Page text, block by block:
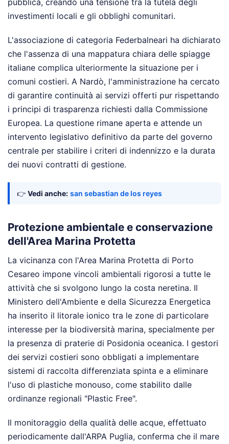
investimenti locali e gli obblighi comunitari.
L'associazione di categoria Federbalneari ha dichiarato
che l'assenza di una mappatura chiara delle spiagge
italiane complica ulteriormente la situazione per i
comuni costieri. A Nardò, l'amministrazione ha cercato
di garantire continuità ai servizi offerti pur rispettando
i principi di trasparenza richiesti dalla Commissione
Europea. La questione rimane aperta e attende un
intervento legislativo definitivo da parte del governo
centrale per stabilire i criteri di indennizzo e la durata
dei nuovi contratti di gestione.
👉 Vedi anche: san sebastian de los reyes
Protezione ambientale e conservazione
dell'Area Marina Protetta
La vicinanza con l'Area Marina Protetta di Porto
Cesareo impone vincoli ambientali rigorosi a tutte le
attività che si svolgono lungo la costa neretina. Il
Ministero dell'Ambiente e della Sicurezza Energetica
ha inserito il litorale ionico tra le zone di particolare
interesse per la biodiversità marina, specialmente per
la presenza di praterie di Posidonia oceanica. I gestori
dei servizi costieri sono obbligati a implementare
sistemi di raccolta differenziata spinta e a eliminare
l'uso di plastiche monouso, come stabilito dalle
ordinanze regionali "Plastic Free".
Il monitoraggio della qualità delle acque, effettuato
periodicamente dall'ARPA Puglia, conferma che il mare